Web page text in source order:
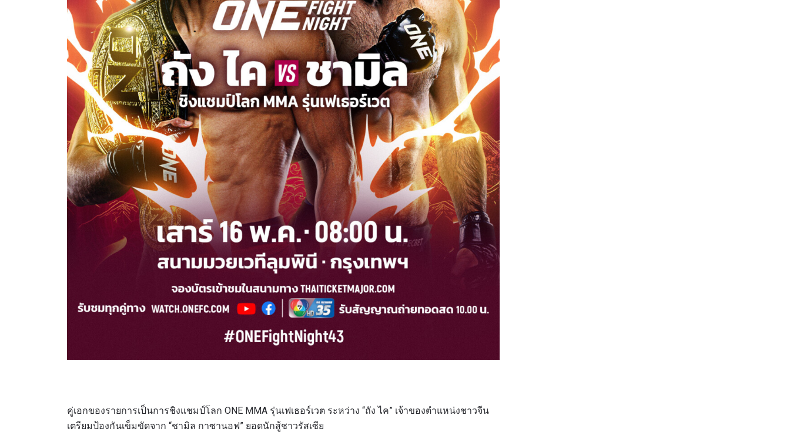
คู่เอกของรายการเป็นการชิงแชมป์โลก ONE MMA รุ่นเฟเธอร์เวต ระหว่าง “ถัง ไค” เจ้าของตำแหน่งชาวจีน
เตรียมป้องกันเข็มขัดจาก “ชามิล กาซานอฟ” ยอดนักสู้ชาวรัสเซีย
อีเวนต์
สมัครเพื่อไม่พลาดข่าวเด็ด
เพื่อไม่พลาดข่าวสารของ ONE รีบลงทะเบียนตอนนี้ เพื่อรับข้อมูลอัปเดตล่าสุด
ก่อนใคร รวมทั้งข้อเสนอและสิทธิพิเศษในการเลือกที่นั่งที่ดีที่สุดในสนาม
อีเมล
ชื่อ